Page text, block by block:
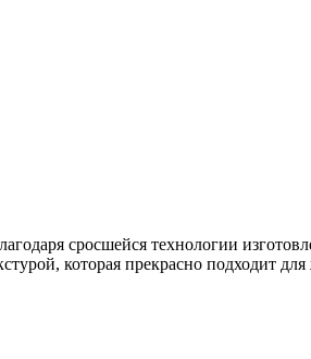
сросшейся технологии
которая прекрасно подходит